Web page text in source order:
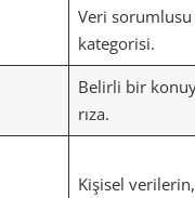
Veri sorumlusu
kategorisi.
Belirli bir
rıza.
Kişisel